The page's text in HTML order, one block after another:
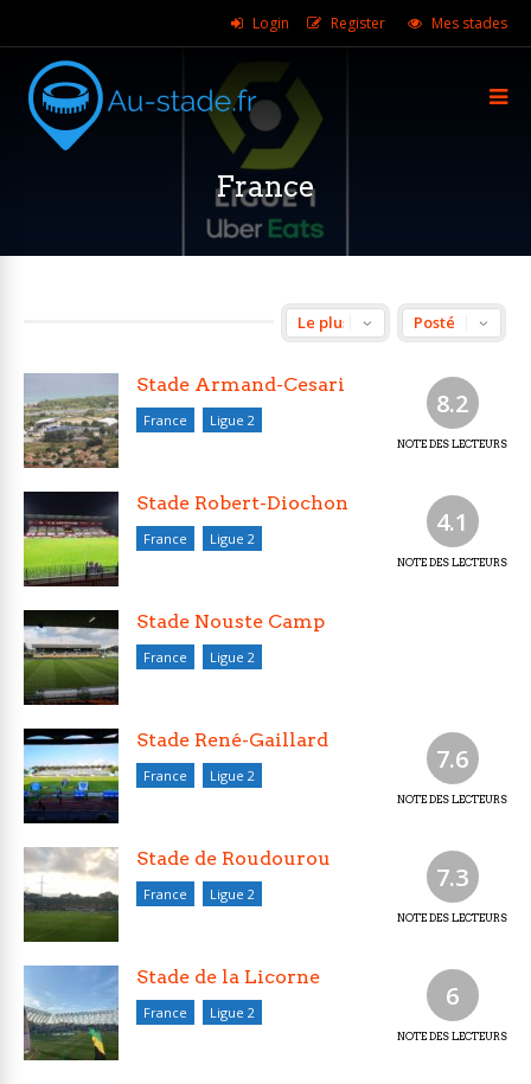
Login Register Mes stades
France
8.2
NOTE DES LECTEURS
Stade Armand-Cesari
France Ligue 2
4.1
NOTE DES LECTEURS
Stade Robert-Diochon
France Ligue 2
Stade Nouste Camp
France Ligue 2
7.6
NOTE DES LECTEURS
Stade René-Gaillard
France Ligue 2
7.3
NOTE DES LECTEURS
Stade de Roudourou
France Ligue 2
6
NOTE DES LECTEURS
Stade de la Licorne
France Ligue 2